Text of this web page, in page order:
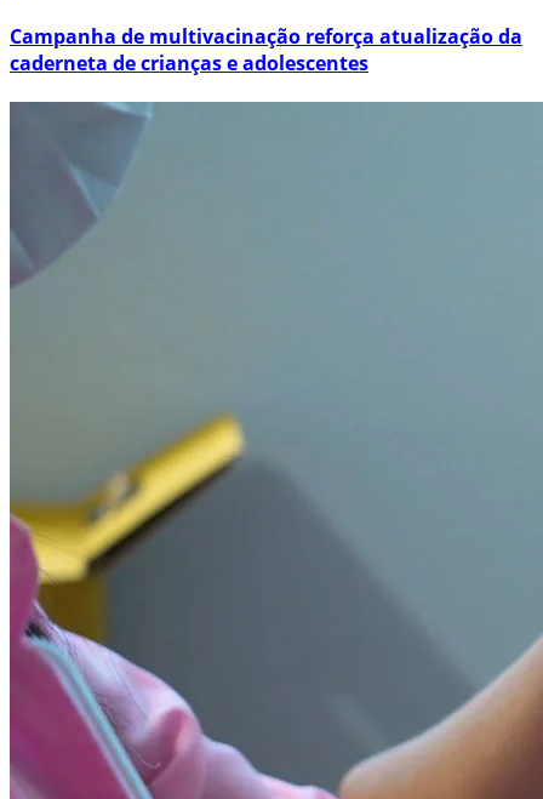
Campanha de multivacinação reforça atualização da
caderneta de crianças e adolescentes